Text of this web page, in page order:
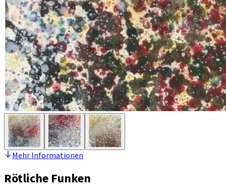
Mehr Informationen
Rötliche Funken